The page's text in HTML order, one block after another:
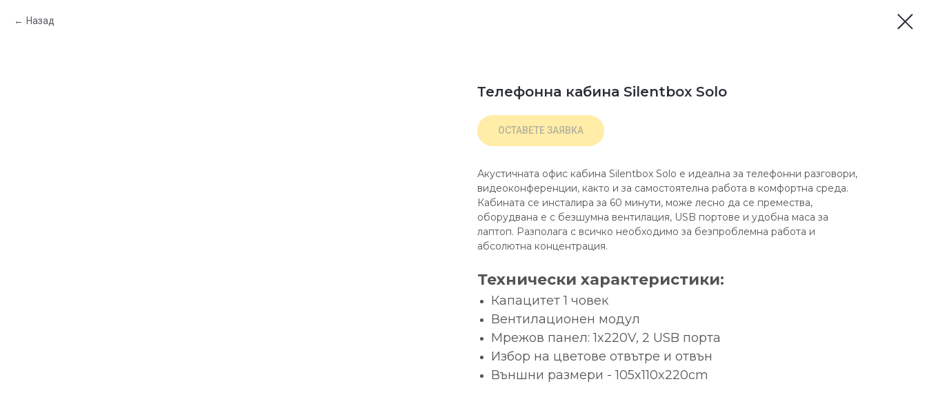
Назад
Телефонна кабина Silentbox Solo
ОСТАВЕТЕ ЗАЯВКА
Акустичната офис кабина Silentbox Solo е идеална за телефонни разговори,
видеоконференции, както и за самостоятелна работа в комфортна среда.
Кабината се инсталира за 60 минути, може лесно да се премества,
оборудвана е с безшумна вентилация, USB портове и удобна маса за
лаптоп. Разполага с всичко необходимо за безпроблемна работа и
абсолютна концентрация.
Технически характеристики:
Капацитет 1 човек
Вентилационен модул
Мрежов панел: 1x220V, 2 USB порта
Избор на цветове отвътре и отвън
Външни размери - 105x110x220cm